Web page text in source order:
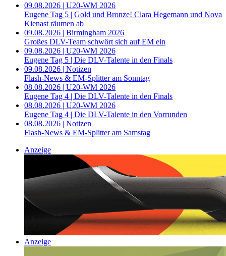
09.08.2026 | U20-WM 2026
Eugene Tag 5 | Gold und Bronze! Clara Hegemann und Nova
Kienast räumen ab
09.08.2026 | Birmingham 2026
Großes DLV-Team schwört sich auf EM ein
09.08.2026 | U20-WM 2026
Eugene Tag 5 | Die DLV-Talente in den Finals
09.08.2026 | Notizen
Flash-News & EM-Splitter am Sonntag
08.08.2026 | U20-WM 2026
Eugene Tag 4 | Die DLV-Talente in den Finals
08.08.2026 | U20-WM 2026
Eugene Tag 4 | Die DLV-Talente in den Vorrunden
08.08.2026 | Notizen
Flash-News & EM-Splitter am Samstag
Anzeige
Anzeige